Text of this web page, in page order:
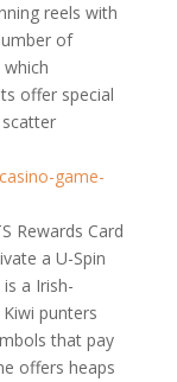
reels with
of
offer special
game-
Rewards Card
a U-Spin
a Irish-
punters
that pay
offers heaps